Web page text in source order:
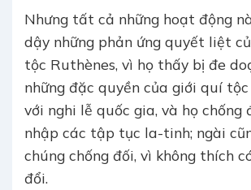
Nhưng tất cả những hoạt động
dậy những phản ứng quyết liệt
tộc Ruthènes, vì họ thấy bị đe
những đặc quyền của giới quí
với nghi lễ quốc gia, và họ chống
nhập các tập tục la-tinh; ngài
chúng chống đối, vì không thích
đổi.